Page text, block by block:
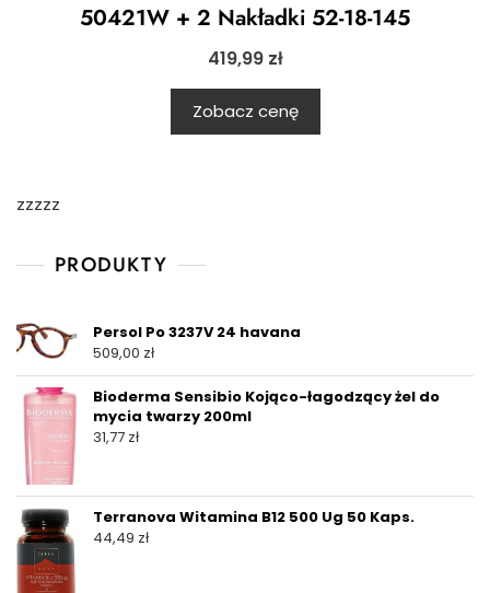
50421W + 2 Nakładki 52-18-145
419,99 zł
Zobacz cenę
zzzzz
PRODUKTY
Persol Po 3237V 24 havana
509,00 zł
Bioderma Sensibio Kojąco-łagodzący żel do
mycia twarzy 200ml
31,77 zł
Terranova Witamina B12 500 Ug 50 Kaps.
44,49 zł